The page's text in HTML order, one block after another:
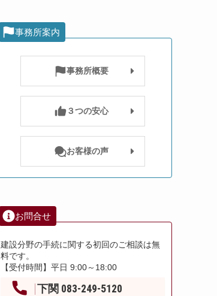
事務所案内
事務所概要
３つの安心
お客様の声
お問合せ
建設分野の手続に関する初回のご相談は無
料です。
【受付時間】平日 9:00～18:00
下関 083-249-5120